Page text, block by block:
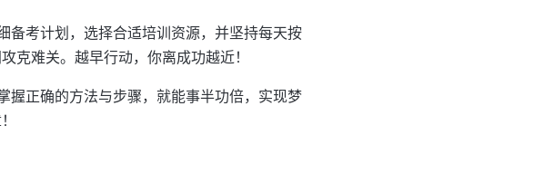
备考计划，选择合适培训资源，并坚持每天按
克难关。越早行动，你离成功越近！
握正确的方法与步骤，就能事半功倍，实现梦